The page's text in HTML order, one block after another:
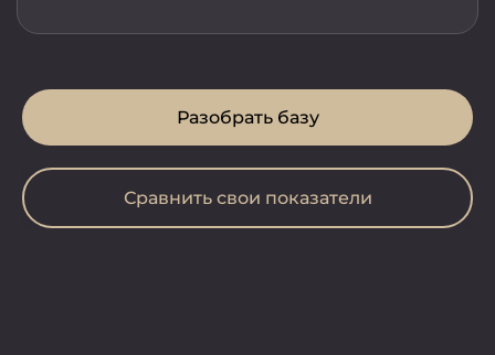
Разобрать базу
Сравнить свои показатели